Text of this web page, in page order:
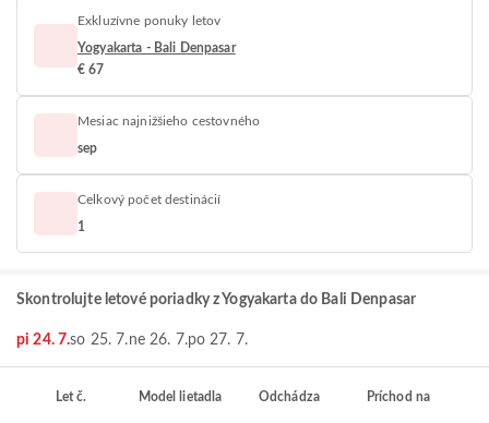
Exkluzívne ponuky letov
Yogyakarta - Bali Denpasar
€ 67
Mesiac najnižšieho cestovného
sep
Celkový počet destinácií
1
Skontrolujte letové poriadky z Yogyakarta do Bali Denpasar
pi 24. 7.so 25. 7.ne 26. 7.po 27. 7.
Let č. Model lietadla Odchádza Príchod na